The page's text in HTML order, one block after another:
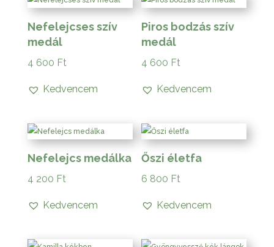
Nefelejcses szív
medál
4 600 Ft
Kedvencem
Piros bodzás szív
medál
4 600 Ft
Kedvencem
Nefelejcs medálka
4 200 Ft
Kedvencem
Őszi életfa
6 800 Ft
Kedvencem